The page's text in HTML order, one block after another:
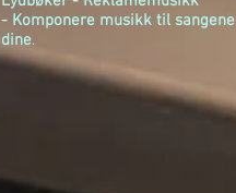
- Komponere musikk til sangene
dine.